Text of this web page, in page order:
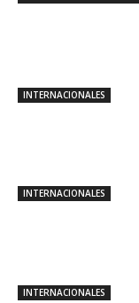
INTERNACIONALES
INTERNACIONALES
INTERNACIONALES